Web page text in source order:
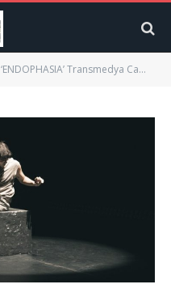
‘ENDOPHASIA’ Transmedya Canlı Performans, 20 Şubat’ta ParibuArt’ta